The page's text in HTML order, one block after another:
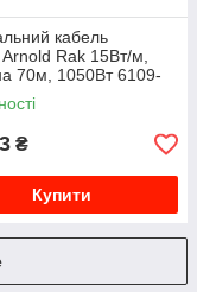
кабель
Rak 15Вт/м,
70м, 1050Вт 6109-
₴
Купити